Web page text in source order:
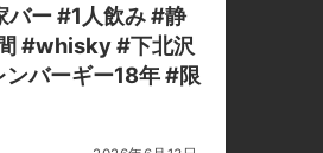
バー #1人飲み #静
#whisky #下北沢
バーギー18年 #限